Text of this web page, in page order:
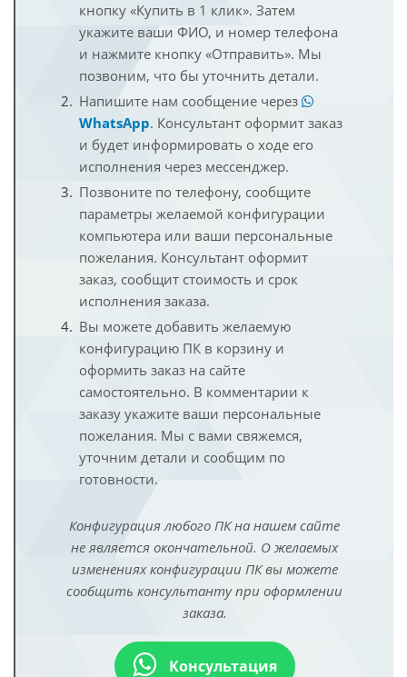
кнопку «Купить в 1 клик». Затем
укажите ваши ФИО, и номер телефона
и нажмите кнопку «Отправить». Мы
позвоним, что бы уточнить детали.
Напишите нам сообщение через
WhatsApp. Консультант оформит заказ
и будет информировать о ходе его
исполнения через мессенджер.
Позвоните по телефону, сообщите
параметры желаемой конфигурации
компьютера или ваши персональные
пожелания. Консультант оформит
заказ, сообщит стоимость и срок
исполнения заказа.
Вы можете добавить желаемую
конфигурацию ПК в корзину и
оформить заказ на сайте
самостоятельно. В комментарии к
заказу укажите ваши персональные
пожелания. Мы с вами свяжемся,
уточним детали и сообщим по
готовности.
Конфигурация любого ПК на нашем сайте
не является окончательной. О желаемых
изменениях конфигурации ПК вы можете
сообщить консультанту при оформлении
заказа.
Консультация